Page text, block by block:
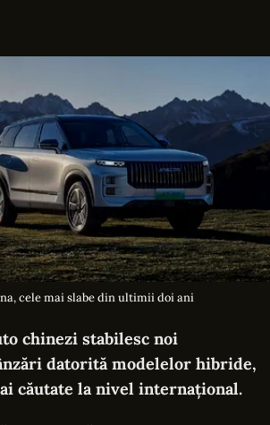
cele mai slabe din ultimii doi ani
chinezi stabilesc noi
datorită modelelor hibride,
căutate la nivel internațional.